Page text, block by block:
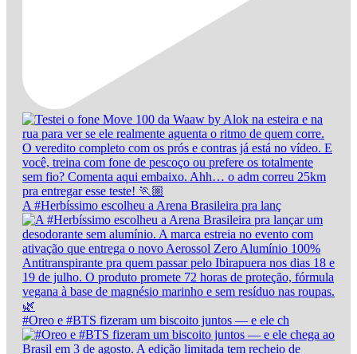
A #Herbíssimo escolheu a Arena Brasileira pra lanç
#Oreo e #BTS fizeram um biscoito juntos — e ele ch